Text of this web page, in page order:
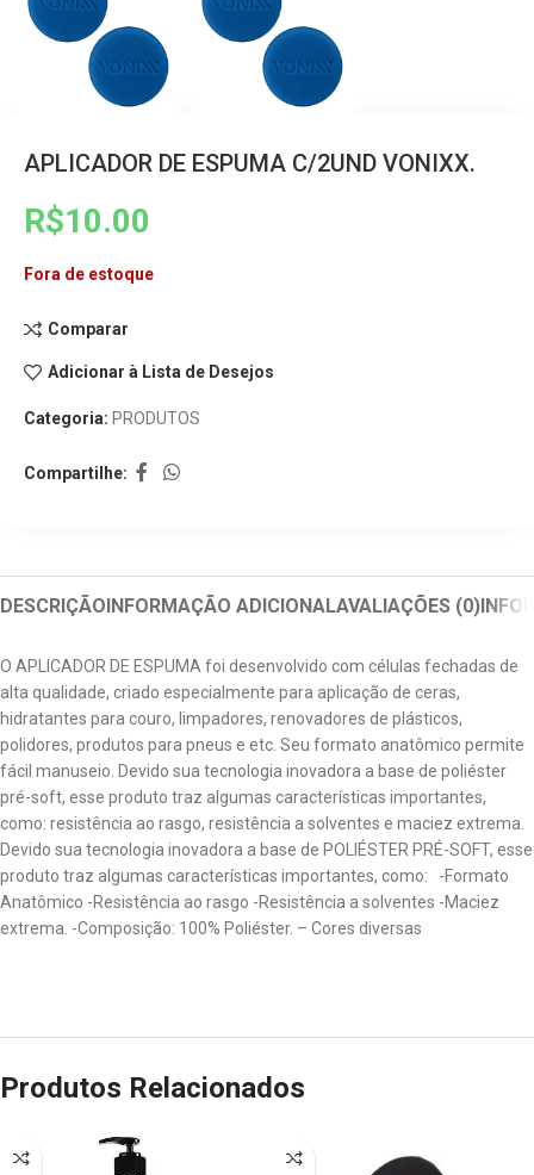
APLICADOR DE ESPUMA C/2UND VONIXX.
R$10.00
Fora de estoque
Comparar
Adicionar à Lista de Desejos
Categoria: PRODUTOS
Compartilhe:
DESCRIÇÃOINFORMAÇÃO ADICIONALAVALIAÇÕES (0)
O APLICADOR DE ESPUMA foi desenvolvido com células fechadas de
alta qualidade, criado especialmente para aplicação de ceras,
hidratantes para couro, limpadores, renovadores de plásticos,
polidores, produtos para pneus e etc. Seu formato anatômico permite
fácil manuseio. Devido sua tecnologia inovadora a base de poliéster
pré-soft, esse produto traz algumas características importantes,
como: resistência ao rasgo, resistência a solventes e maciez extrema.
Devido sua tecnologia inovadora a base de POLIÉSTER PRÉ-SOFT, esse
produto traz algumas características importantes, como: -Formato
Anatômico -Resistência ao rasgo -Resistência a solventes -Maciez
extrema. -Composição: 100% Poliéster. – Cores diversas
Produtos Relacionados